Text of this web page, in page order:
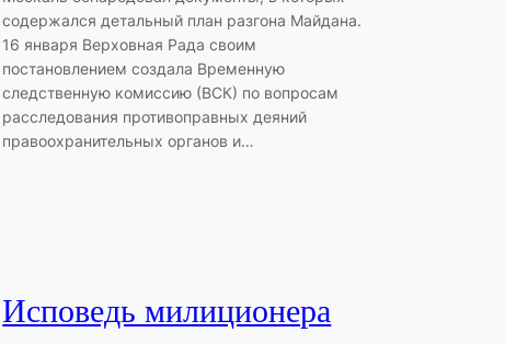
содержался детальный план разгона Майдана.
16 января Верховная Рада своим
постановлением создала Временную
следственную комиссию (ВСК) по вопросам
расследования противоправных деяний
правоохранительных органов и…
Исповедь милиционера